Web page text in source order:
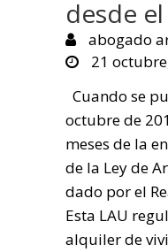
desde
abogado
21
Cuando se
octubre de
meses de la
de la Ley de
dado por el
Esta LAU
alquiler de